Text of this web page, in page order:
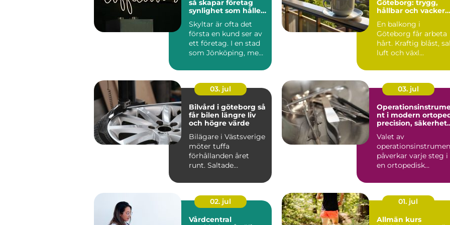
så skapar företag
synlighet som håller
Skyltar är ofta det
första en kund ser av
ett företag. I en stad
som Jönköping, med
Göteborg: trygg,
hållbar och vacker
En balkong i
Göteborg får arbeta
hårt. Kraftig blåst,
luft och växl...
03. jul
Bilvård i göteborg så
får bilen längre liv
och högre värde
Bilägare i Västsverige
möter tuffa
förhållanden året
runt. Saltade
stora delar av ...
03. jul
nt i modern
precision, säkerhet
kvalitet
Valet av
påverkar varje steg i
en ortopedisk
hudsnitt ti...
02. jul
Vårdcentral
01. jul
Allmän kurs